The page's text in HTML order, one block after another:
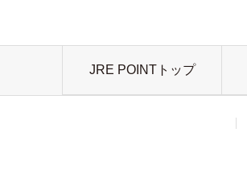
JRE POINTトップ